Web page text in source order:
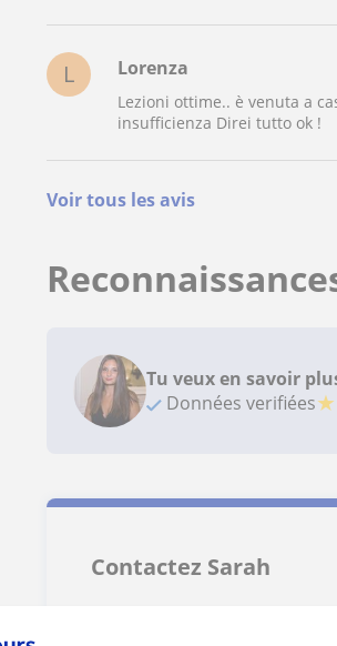
L Lorenza
Lezioni ottime.. è venuta a
insufficienza Direi tutto ok !
Voir tous les avis
Tu veux en savoir
Données verifiées★
Contactez Sarah